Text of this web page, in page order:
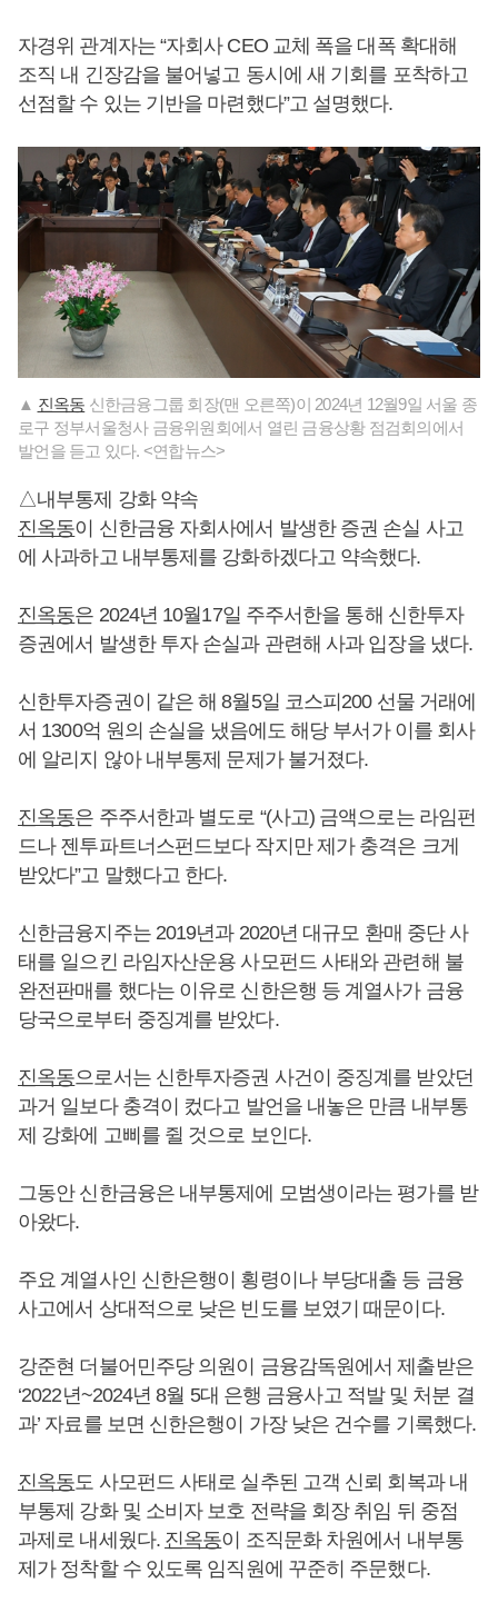
자경위 관계자는 “자회사 CEO 교체 폭을 대폭 확대해
조직 내 긴장감을 불어넣고 동시에 새 기회를 포착하고
선점할 수 있는 기반을 마련했다”고 설명했다.
▲ 진옥동 신한금융그룹 회장(맨 오른쪽)이 2024년 12월9일 서울 종
로구 정부서울청사 금융위원회에서 열린 금융상황 점검회의에서
발언을 듣고 있다. <연합뉴스>
△내부통제 강화 약속
진옥동이 신한금융 자회사에서 발생한 증권 손실 사고
에 사과하고 내부통제를 강화하겠다고 약속했다.
진옥동은 2024년 10월17일 주주서한을 통해 신한투자
증권에서 발생한 투자 손실과 관련해 사과 입장을 냈다.
신한투자증권이 같은 해 8월5일 코스피200 선물 거래에
서 1300억 원의 손실을 냈음에도 해당 부서가 이를 회사
에 알리지 않아 내부통제 문제가 불거졌다.
진옥동은 주주서한과 별도로 “(사고) 금액으로는 라임펀
드나 젠투파트너스펀드보다 작지만 제가 충격은 크게
받았다”고 말했다고 한다.
신한금융지주는 2019년과 2020년 대규모 환매 중단 사
태를 일으킨 라임자산운용 사모펀드 사태와 관련해 불
완전판매를 했다는 이유로 신한은행 등 계열사가 금융
당국으로부터 중징계를 받았다.
진옥동으로서는 신한투자증권 사건이 중징계를 받았던
과거 일보다 충격이 컸다고 발언을 내놓은 만큼 내부통
제 강화에 고삐를 쥘 것으로 보인다.
그동안 신한금융은 내부통제에 모범생이라는 평가를 받
아왔다.
주요 계열사인 신한은행이 횡령이나 부당대출 등 금융
사고에서 상대적으로 낮은 빈도를 보였기 때문이다.
강준현 더불어민주당 의원이 금융감독원에서 제출받은
‘2022년~2024년 8월 5대 은행 금융사고 적발 및 처분 결
과’ 자료를 보면 신한은행이 가장 낮은 건수를 기록했다.
진옥동도 사모펀드 사태로 실추된 고객 신뢰 회복과 내
부통제 강화 및 소비자 보호 전략을 회장 취임 뒤 중점
과제로 내세웠다. 진옥동이 조직문화 차원에서 내부통
제가 정착할 수 있도록 임직원에 꾸준히 주문했다.